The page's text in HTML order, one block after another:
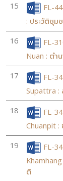
15
FL-
: ประวัติชุม
16
FL-
Nuan : ตำ
17
FL-
Supattra :
18
FL-
Chuanpit
19
FL-
ติ